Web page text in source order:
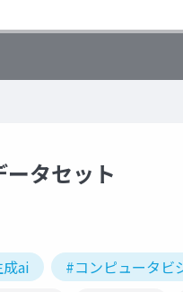
タセット
ai #コンピュータビ